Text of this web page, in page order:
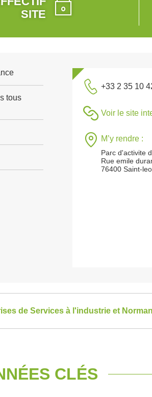
SITE
tous
+33 2 35 10
Voir le site
M’y rendre :
Parc d'activite
Rue emile
76400 Saint-
de Services à l'industrie et
CLÉS